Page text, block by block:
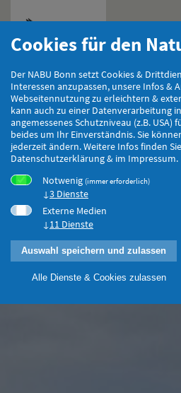
Cookies für den
Der NABU Bonn setzt Cookies &
Interessen anzupassen, unsere Infos &
Webseitennutzung zu erleichtern &
kann auch zu einer Datenverarbeitung
angemessenes Schutzniveau (z.B.
beides um Ihr Einverständnis. Sie
jederzeit ändern. Weitere Infos finden
Datenschutzerklärung & im Impressum.
Notwenig (immer erforderlich)
3 Dienste
Externe Medien
11 Dienste
Auswahl speichern und zulassen
Alle Dienste & Cookies zulassen